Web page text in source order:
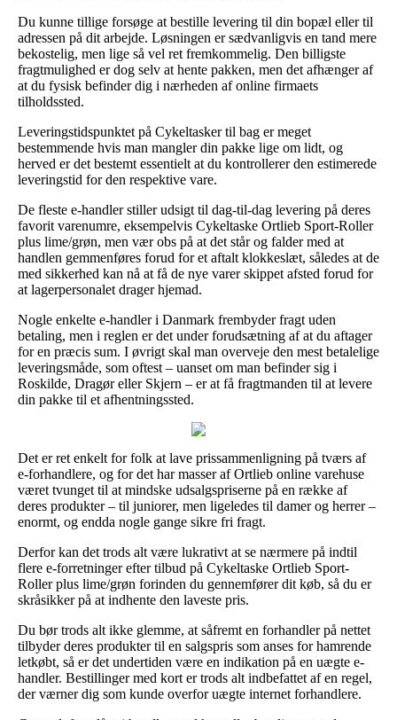
Du kunne tillige forsøge at bestille levering til din bopæl eller til
adressen på dit arbejde. Løsningen er sædvanligvis en tand mere
bekostelig, men lige så vel ret fremkommelig. Den billigste
fragtmulighed er dog selv at hente pakken, men det afhænger af
at du fysisk befinder dig i nærheden af online firmaets
tilholdssted.
Leveringstidspunktet på Cykeltasker til bag er meget
bestemmende hvis man mangler din pakke lige om lidt, og
herved er det bestemt essentielt at du kontrollerer den estimerede
leveringstid for den respektive vare.
De fleste e-handler stiller udsigt til dag-til-dag levering på deres
favorit varenumre, eksempelvis Cykeltaske Ortlieb Sport-Roller
plus lime/grøn, men vær obs på at det står og falder med at
handlen gemmenføres forud for et aftalt klokkeslæt, således at de
med sikkerhed kan nå at få de nye varer skippet afsted forud for
at lagerpersonalet drager hjemad.
Nogle enkelte e-handler i Danmark frembyder fragt uden
betaling, men i reglen er det under forudsætning af at du aftager
for en præcis sum. I øvrigt skal man overveje den mest betalelige
leveringsmåde, som oftest – uanset om man befinder sig i
Roskilde, Dragør eller Skjern – er at få fragtmanden til at levere
din pakke til et afhentningssted.
Det er ret enkelt for folk at lave prissammenligning på tværs af
e-forhandlere, og for det har masser af Ortlieb online varehuse
været tvunget til at mindske udsalgspriserne på en række af
deres produkter – til juniorer, men ligeledes til damer og herrer –
enormt, og endda nogle gange sikre fri fragt.
Derfor kan det trods alt være lukrativt at se nærmere på indtil
flere e-forretninger efter tilbud på Cykeltaske Ortlieb Sport-
Roller plus lime/grøn forinden du gennemfører dit køb, så du er
skråsikker på at indhente den laveste pris.
Du bør trods alt ikke glemme, at såfremt en forhandler på nettet
tilbyder deres produkter til en salgspris som anses for hamrende
letkøbt, så er det undertiden være en indikation på en uægte e-
handler. Bestillinger med kort er trods alt indbefattet af en regel,
der værner dig som kunde overfor uægte internet forhandlere.